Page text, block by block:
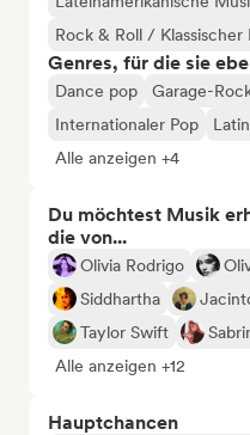
Rock & Roll / Klassischer
Genres, für die sie
Dance pop Garage-
Internationaler Pop
Alle anzeigen +4
Du möchtest Musik
die von...
Olivia Rodrigo
Siddhartha
Taylor Swift
Alle anzeigen +12
Hauptchancen